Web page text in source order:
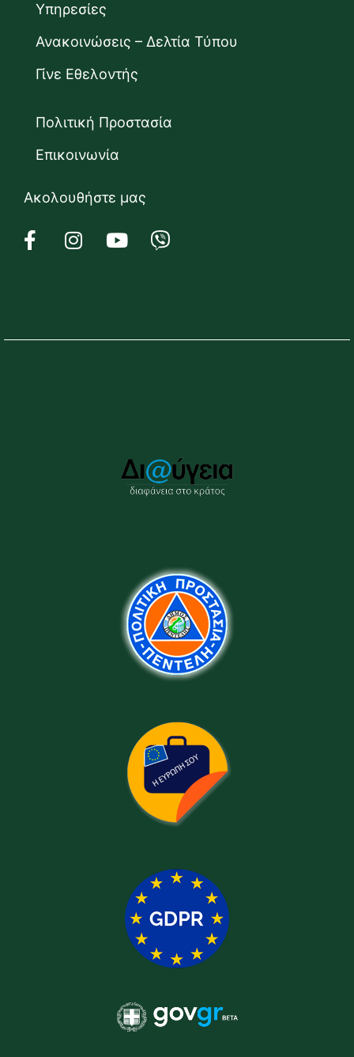
Υπηρεσίες
Ανακοινώσεις – Δελτία Τύπου
Γίνε Εθελοντής
Πολιτική Προστασία
Επικοινωνία
Ακολουθήστε μας